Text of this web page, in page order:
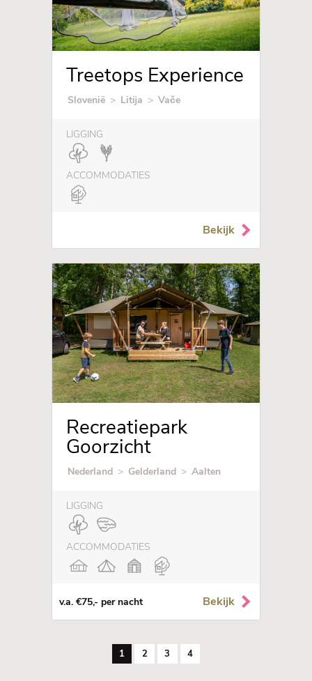
Treetops Experience
Slovenië > Litija > Vače
LIGGING
ACCOMMODATIES
Bekijk
Recreatiepark
Goorzicht
Nederland > Gelderland > Aalten
LIGGING
ACCOMMODATIES
v.a. €75,- per nacht Bekijk
1 2 3 4